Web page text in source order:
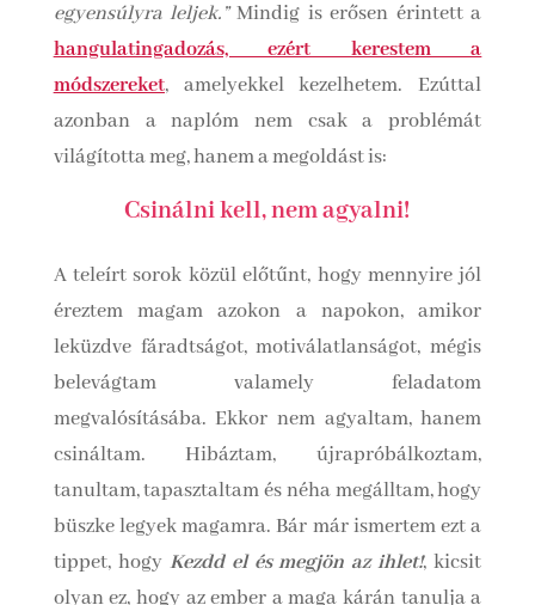
egyensúlyra leljek.”Mindig is erősen érintett a
hangulatingadozás, ezért kerestem a
módszereket, amelyekkel kezelhetem. Ezúttal
azonban a naplóm nem csak a problémát
világította meg, hanem a megoldást is:
Csinálni kell, nem agyalni!
A teleírt sorok közül előtűnt, hogy mennyire jól
éreztem magam azokon a napokon, amikor
leküzdve fáradtságot, motiválatlanságot, mégis
belevágtam valamely feladatom
megvalósításába. Ekkor nem agyaltam, hanem
csináltam. Hibáztam, újrapróbálkoztam,
tanultam, tapasztaltam és néha megálltam, hogy
büszke legyek magamra. Bár már ismertem ezt a
tippet, hogy Kezdd el és megjön az ihlet!, kicsit
olyan ez, hogy az ember a maga kárán tanulja a